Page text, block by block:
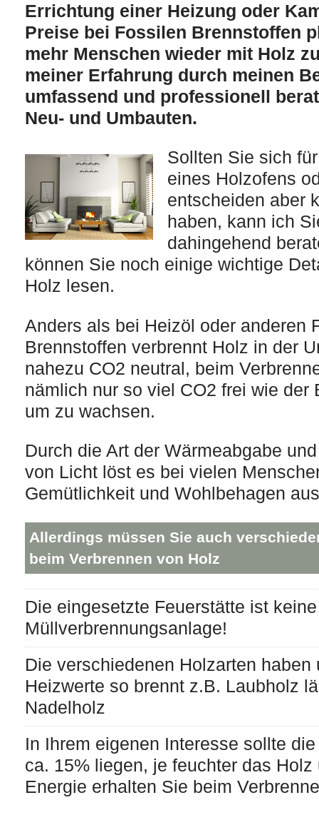
Errichtung einer Heizung oder
Preise bei Fossilen Brennstoffen
mehr Menschen wieder mit Holz
meiner Erfahrung durch meinen
umfassend und professionell
Neu- und Umbauten.
Sollten Sie sich
eines Holzofens
entscheiden aber
haben, kann ich
dahingehend
können Sie noch einige wichtige
Holz lesen.
Anders als bei Heizöl oder anderen
Brennstoffen verbrennt Holz in der
nahezu CO2 neutral, beim
nämlich nur so viel CO2 frei wie der
um zu wachsen.
Durch die Art der Wärmeabgabe
von Licht löst es bei vielen
Gemütlichkeit und Wohlbehagen
Allerdings müssen Sie auch
beim Verbrennen von Holz
Die eingesetzte Feuerstätte ist keine
Müllverbrennungsanlage!
Die verschiedenen Holzarten haben
Heizwerte so brennt z.B. Laubholz
Nadelholz
In Ihrem eigenen Interesse sollte
ca. 15% liegen, je feuchter das Holz
Energie erhalten Sie beim